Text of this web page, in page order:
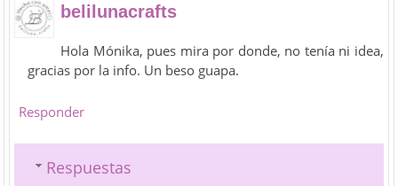
belilunacrafts
Hola Mónika, pues mira por donde, no tenía ni idea,
gracias por la info. Un beso guapa.
Responder
Respuestas